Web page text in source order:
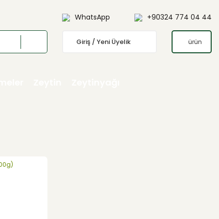
WhatsApp +90324 774 04 44
Giriş / Yeni Üyelik ürün